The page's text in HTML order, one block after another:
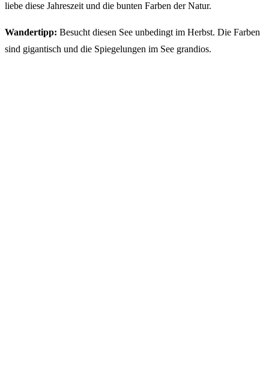
liebe diese Jahreszeit und die bunten Farben der Natur.
Wandertipp: Besucht diesen See unbedingt im Herbst. Die Farben
sind gigantisch und die Spiegelungen im See grandios.